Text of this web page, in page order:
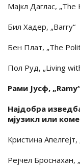
Мајкл Даглас,
Бил Хадер, „Barry“
Бен Плат, „The
Пол Руд, „Living
Рами Јусф,
Најдобра
мјузикл или
Кристина
Рејчел Броснахан,